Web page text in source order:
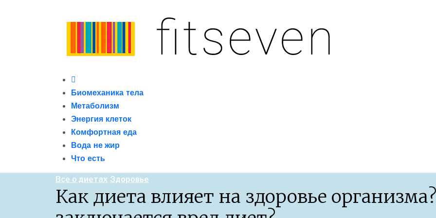
сайт о метаболизме и энергетической адаптации организма после 40 лет
Primary
MenuБиомеханика тела
Метаболизм
Энергия клеток
Комфортная еда
Вода не жир
Что есть
Все о диетах Здоровье
Как диета влияет на здоровье